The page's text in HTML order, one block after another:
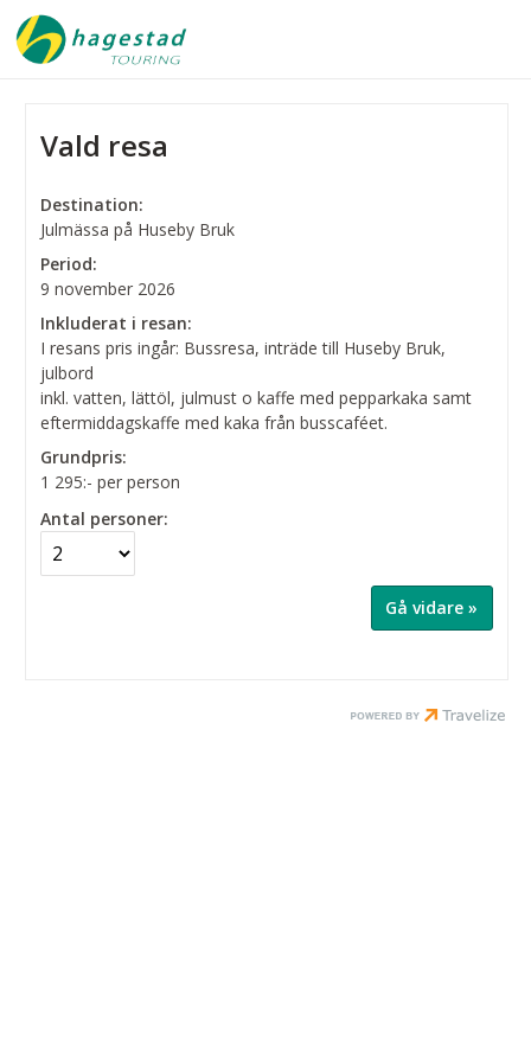
Vald resa
Destination:
Julmässa på Huseby Bruk
Period:
9 november 2026
Inkluderat i resan:
I resans pris ingår: Bussresa, inträde till Huseby Bruk,
julbord
inkl. vatten, lättöl, julmust o kaffe med pepparkaka samt
eftermiddagskaffe med kaka från busscaféet.
Grundpris:
1 295:- per person
Antal personer: